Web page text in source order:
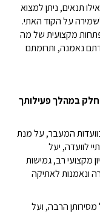
תנאים, ניתן למצוא
על הקוד האתי.
מקצועית של מה
נאמנה, ותרומתם
במהלך פעילותך
המעבר, על מנת
לוועדה, יעל
מקצועי רב, גמישות
ונאמנות לאתיקה
הרבה, ועל